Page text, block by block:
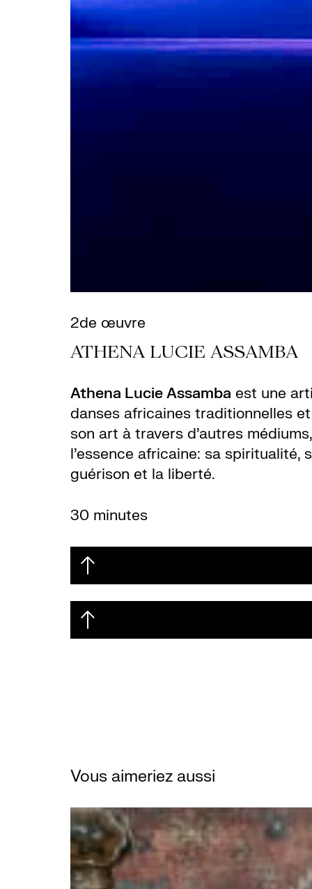
2de œuvre
ATHENA LUCIE ASSAMBA
Athena Lucie Assamba est une
danses africaines traditionnelles
son art à travers d’autres
l’essence africaine: sa spiritualité,
guérison et la liberté.
30 minutes
Vous aimeriez aussi